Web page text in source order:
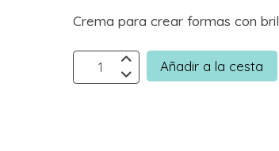
Crema para crear formas con
Añadir a la cesta